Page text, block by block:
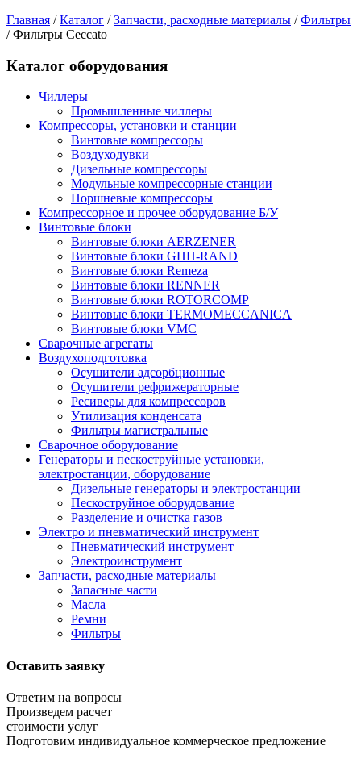
Главная /Каталог /Запчасти, расходные материалы /Фильтры
/Фильтры Ceccato
Каталог оборудования
Чиллеры
Промышленные чиллеры
Компрессоры, установки и станции
Винтовые компрессоры
Воздуходувки
Дизельные компрессоры
Модульные компрессорные станции
Поршневые компрессоры
Компрессорное и прочее оборудование Б/У
Винтовые блоки
Винтовые блоки AERZENER
Винтовые блоки GHH-RAND
Винтовые блоки Remeza
Винтовые блоки RENNER
Винтовые блоки ROTORCOMP
Винтовые блоки TERMOMECCANICA
Винтовые блоки VMC
Сварочные агрегаты
Воздухоподготовка
Осушители адсорбционные
Осушители рефрижераторные
Ресиверы для компрессоров
Утилизация конденсата
Фильтры магистральные
Сварочное оборудование
Генераторы и пескоструйные установки,
электростанции, оборудование
Дизельные генераторы и электростанции
Пескоструйное оборудование
Разделение и очистка газов
Электро и пневматический инструмент
Пневматический инструмент
Электроинструмент
Запчасти, расходные материалы
Запасные части
Масла
Ремни
Фильтры
Оставить заявку
Ответим на вопросы
Произведем расчет
стоимости услуг
Подготовим индивидуальное коммерческое предложение